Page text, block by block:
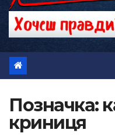
Позначка:
криниця